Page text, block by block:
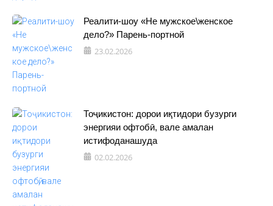
Реалити-шоу «Не мужское\женское
дело?» Парень-портной
23.02.2026
Тоҷикистон: дорои иқтидори бузурги
энергияи офтобӣ, вале амалан
истифоданашуда
02.02.2026